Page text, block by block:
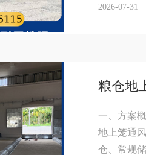
2026-07-31
粮仓地
一、方案
地上笼通
仓、常规